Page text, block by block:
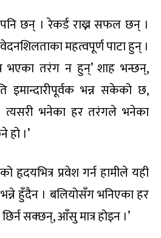
छन् । रेकर्ड राख्न सफल छन् ।
महत्वपूर्ण पाटा हुन् ।
भएका तरंग न हुन्’ शाह भन्छन्,
इमान्दारीपूर्वक भन्न सकेको छ,
त्यसरी भनेका हर तरंगले भनेका
।’
हृदयभित्र प्रवेश गर्न हामीले यही
हुँदैन । बलियोसँग भनिएका हर
सक्छन्, आँसु मात्र होइन ।’